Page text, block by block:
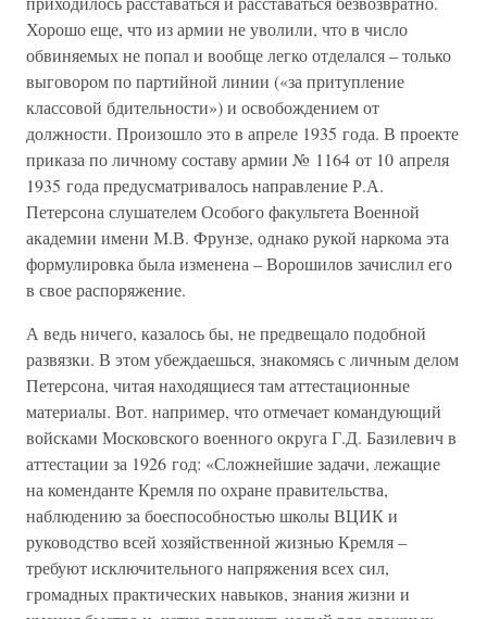
Хорошо еще, что из армии не уволили, что в число
обвиняемых не попал и вообще легко отделался – только
выговором по партийной линии («за притупление
классовой бдительности») и освобождением от
должности. Произошло это в апреле 1935 года. В проекте
приказа по личному составу армии № 1164 от 10 апреля
1935 года предусматривалось направление Р.А.
Петерсона слушателем Особого факультета Военной
академии имени М.В. Фрунзе, однако рукой наркома эта
формулировка была изменена – Ворошилов зачислил его
в свое распоряжение.
А ведь ничего, казалось бы, не предвещало подобной
развязки. В этом убеждаешься, знакомясь с личным делом
Петерсона, читая находящиеся там аттестационные
материалы. Вот. например, что отмечает командующий
войсками Московского военного округа Г.Д. Базилевич в
аттестации за 1926 год: «Сложнейшие задачи, лежащие
на коменданте Кремля по охране правительства,
наблюдению за боеспособностью школы ВЦИК и
руководство всей хозяйственной жизнью Кремля –
требуют исключительного напряжения всех сил,
громадных практических навыков, знания жизни и